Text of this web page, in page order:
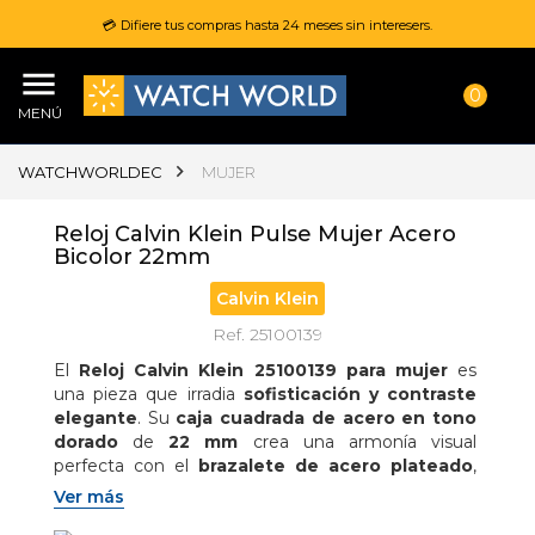
💳 Difiere tus compras hasta 24 meses sin interesers.
MENÚ
0
WATCHWORLDEC MUJER
Reloj Calvin Klein Pulse Mujer Acero
Bicolor 22mm
Calvin Klein
Ref. 25100139
El Reloj Calvin Klein 25100139 para mujer es
una pieza que irradia sofisticación y contraste
elegante. Su caja cuadrada de acero en tono
dorado de 22 mm crea una armonía visual
perfecta con el brazalete de acero plateado,
dando como resultado un diseño
femenino
Ver más